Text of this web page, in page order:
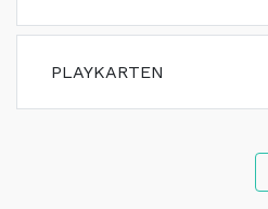
PLAYKARTEN